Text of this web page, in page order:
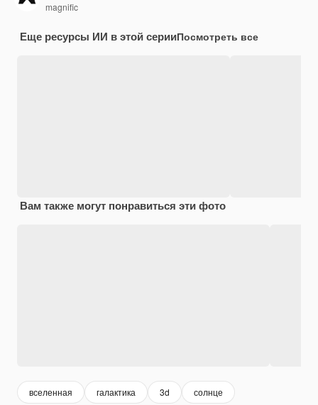
magnific
Еще ресурсы ИИ в этой серииПосмотреть все
Вам также могут понравиться эти фото
вселенная галактика 3d солнце